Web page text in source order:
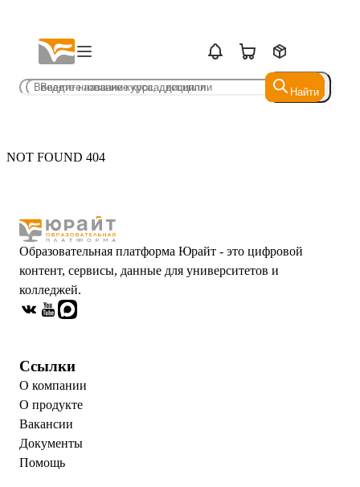
Найти
Найти
NOT FOUND 404
Образовательная платформа Юрайт - это цифровой
контент, сервисы, данные для университетов и
колледжей.
Ссылки
О компании
О продукте
Вакансии
Документы
Помощь